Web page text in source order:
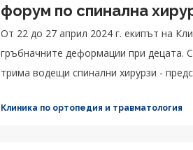
форум по спинална
на сколиоза в Клиника
От 22 до 27 април 2024 г. екипът на
гръбначните деформации при децата.
трима водещи спинални хирурзи -
Клиника по ортопедия и травматология